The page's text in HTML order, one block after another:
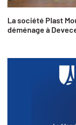
La société Plast
déménage à